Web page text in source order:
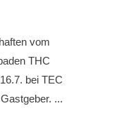
vom
THC
bei TEC